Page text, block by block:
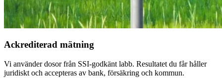
Ackrediterad mätning
Vi använder dosor från SSI-godkänt labb. Resultatet du får håller
juridiskt och accepteras av bank, försäkring och kommun.